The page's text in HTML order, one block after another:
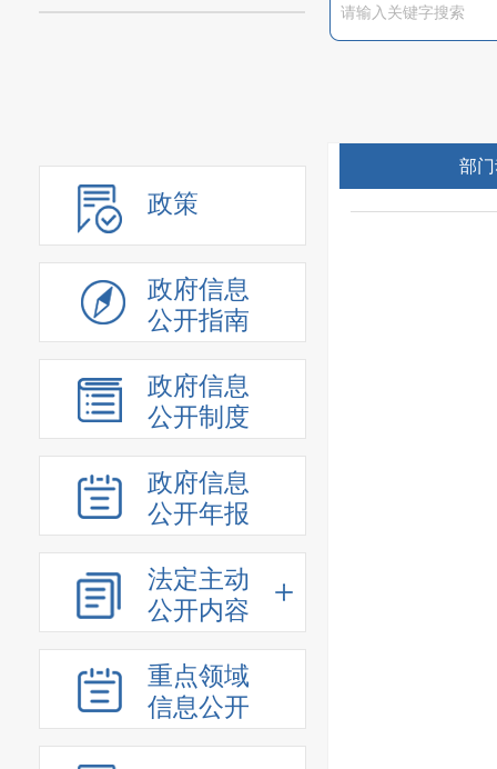
政策
政府信息
公开指南
政府信息
公开制度
政府信息
公开年报
法定主动
公开内容
重点领域
信息公开
部